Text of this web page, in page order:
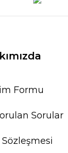
Formu
Sorular
Sözleşmesi